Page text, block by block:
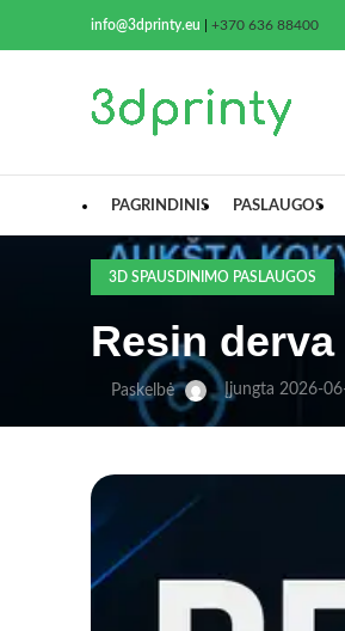
info@3dprinty.eu +370 636 88400
PAGRINDINIS PASLAUGOS
3D SPAUSDINIMO PASLAUGOS
Resin
Paskelbė Įjungta 2026-